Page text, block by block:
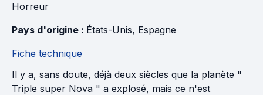
Horreur
Pays d'origine : États-Unis, Espagne
Fiche technique
Il y a, sans doute, déjà deux siècles que la planète "
Triple super Nova " a explosé, mais ce n'est